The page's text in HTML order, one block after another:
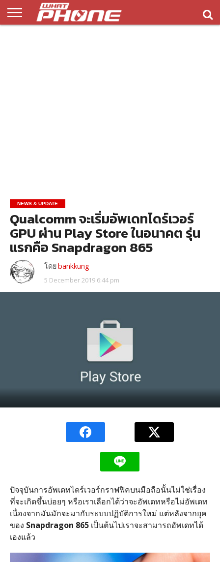
NEWS & UPDATE
Qualcomm จะเริ่มอัพเดทไดร์เวอร์
GPU ผ่าน Play Store ในอนาคต รุ่น
แรกคือ Snapdragon 865
โดยbankkung
5 December 2019 6:44 pm
ปัจจุบันการอัพเดทไดร์เวอร์กราฟฟิคบนมือถือนั้นไม่ใช่เรื่อง
ที่จะเกิดขึ้นบ่อยๆ หรือเราเลือกได้ว่าจะอัพเดทหรือไม่อัพเดท
เนื่องจากมันมักจะมากับระบบปฏิบัติการใหม่ แต่หลังจากยุค
ของ Snapdragon 865เป็นต้นไปเราจะสามารถอัพเดทได้
เองแล้ว